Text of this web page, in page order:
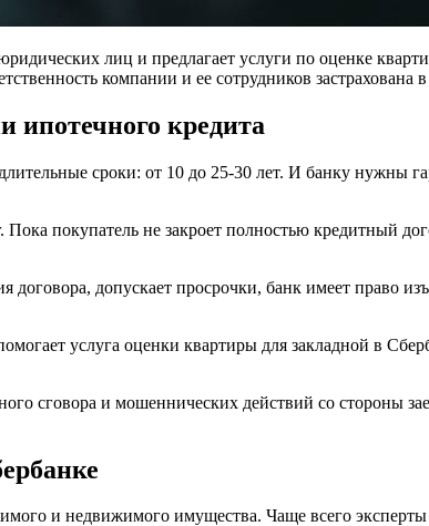
лиц и предлагает услуги по оценке
компании и ее сотрудников застрахована
кредита
сроки: от 10 до 25-30 лет. И банку нужны
покупатель не закроет полностью кредитный
допускает просрочки, банк имеет право
услуга оценки квартиры для закладной в
сговора и мошеннических действий со стороны
и недвижимого имущества. Чаще всего